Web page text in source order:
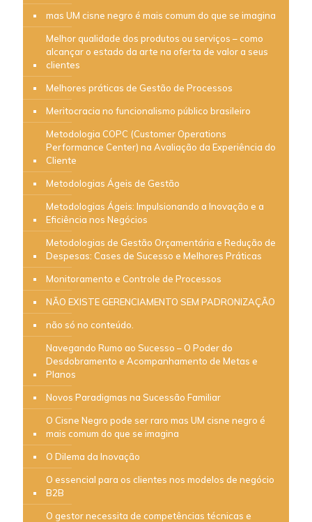
mas UM cisne negro é mais comum do que se imagina
Melhor qualidade dos produtos ou serviços – como
alcançar o estado da arte na oferta de valor a seus
clientes
Melhores práticas de Gestão de Processos
Meritocracia no funcionalismo público brasileiro
Metodologia COPC (Customer Operations
Performance Center) na Avaliação da Experiência do
Cliente
Metodologias Ágeis de Gestão
Metodologias Ágeis: Impulsionando a Inovação e a
Eficiência nos Negócios
Metodologias de Gestão Orçamentária e Redução de
Despesas: Cases de Sucesso e Melhores Práticas
Monitoramento e Controle de Processos
NÃO EXISTE GERENCIAMENTO SEM PADRONIZAÇÃO
não só no conteúdo.
Navegando Rumo ao Sucesso – O Poder do
Desdobramento e Acompanhamento de Metas e
Planos
Novos Paradigmas na Sucessão Familiar
O Cisne Negro pode ser raro mas UM cisne negro é
mais comum do que se imagina
O Dilema da Inovação
O essencial para os clientes nos modelos de negócio
B2B
O gestor necessita de competências técnicas e